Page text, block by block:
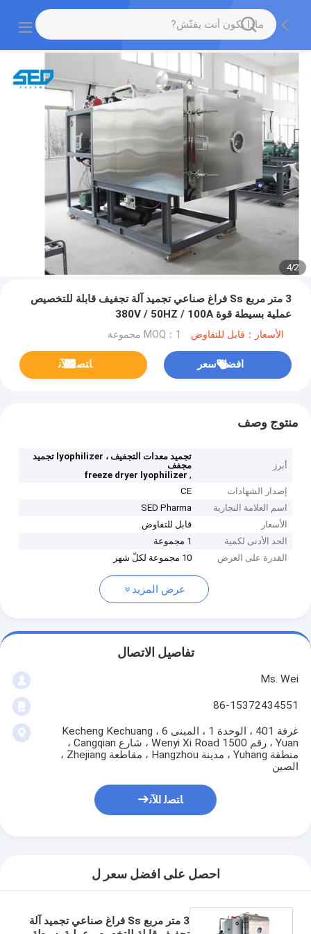
2
/
4
3 متر مربع Ss فراغ صناعي تجميد آلة تجفيف قابلة للتخصيص
عملية بسيطة قوة 380V / 50HZ / 100A
الأسعار：قابل للتفاوض MOQ：1 مجموعة
افضل سعر ﺎﺘﺼﻟ ﺍﻶﻧ
منتوج وصف
أبرز
تجميد معدات التجفيف ، lyophilizer تجميد
مجفف
,
freeze dryer lyophilizer
إصدار الشهادات
CE
اسم العلامة التجارية
SED Pharma
الأسعار
قابل للتفاوض
الحد الأدنى لكمية
1 مجموعة
القدرة على العرض
10 مجموعة لكلّ شهر
عرض المزيد
تفاصيل الاتصال
Ms. Wei
86-15372434551
غرفة 401 ، الوحدة 1 ، المبنى 6 ، Kecheng Kechuang
Yuan ، رقم 1500 Wenyi Xi Road ، شارع Cangqian ،
منطقة Yuhang ، مدينة Hangzhou ، مقاطعة Zhejiang ،
الصين
ﺎﺘﺼﻟ ﺍﻶﻧ
احصل على افضل سعر ل
3 متر مربع Ss فراغ صناعي تجميد آلة